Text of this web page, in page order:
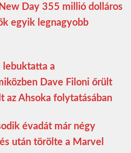
Day 355 millió dolláros
egyik legnagyobb
lebuktatta a
Dave Filoni őrült
az Ahsoka folytatásában
évadát már négy
után törölte a Marvel